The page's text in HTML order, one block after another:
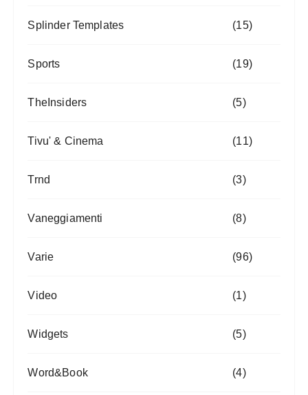
Splinder Templates (15)
Sports (19)
TheInsiders (5)
Tivu' & Cinema (11)
Trnd (3)
Vaneggiamenti (8)
Varie (96)
Video (1)
Widgets (5)
Word&Book (4)